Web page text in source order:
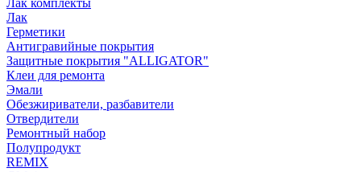
Лак комплекты
Лак
Герметики
Антигравийные покрытия
Защитные покрытия "ALLIGATOR"
Клеи для ремонта
Эмали
Обезжириватели, разбавители
Отвердители
Ремонтный набор
Полупродукт
REMIX